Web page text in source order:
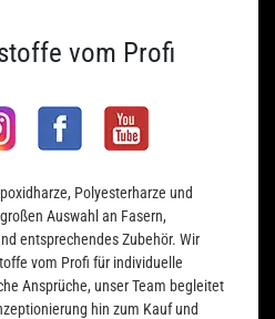
vom Profi
Polyesterharze und
Auswahl an Fasern,
entsprechendes Zubehör. Wir
vom Profi für individuelle
Ansprüche, unser Team begleitet
hin zum Kauf und